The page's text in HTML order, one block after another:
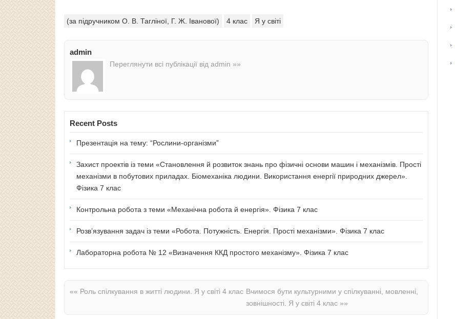
(за підручником О. В. Тагліної, Г. Ж. Іванової) 4 клас Я у світі
admin
Переглянути всі публікації від admin »»
Recent Posts
Презентація на тему: “Рослини-організми”
Захист проектів із теми «Становлення й розвиток знань про фізичні основи машин і механізмів. Прості
механізми в побутових приладах. Біомеханіка людини. Використання енергії природних джерел».
Фізика 7 клас
Контрольна робота з теми «Механічна робота й енергія». Фізика 7 клас
Розв’язування задач із теми «Робота. Потужність. Енергія. Прості механізми». Фізика 7 клас
Лабораторна робота № 12 «Визначення ККД простого механізму». Фізика 7 клас
«« Роль спілкування в житті людини. Я у світі 4 клас Вчимося бути культурними у спілкуванні, мовленні,
зовнішності. Я у світі 4 клас »»